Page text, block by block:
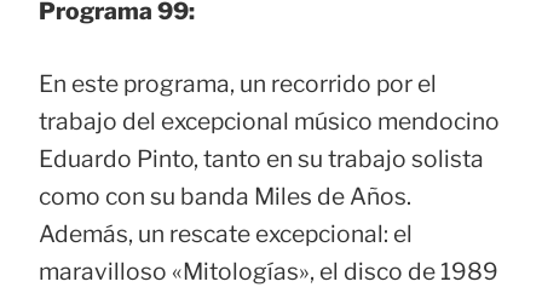
Programa 99:
En este programa, un recorrido por el
trabajo del excepcional músico mendocino
Eduardo Pinto, tanto en su trabajo solista
como con su banda Miles de Años.
Además, un rescate excepcional: el
maravilloso «Mitologías», el disco de 1989